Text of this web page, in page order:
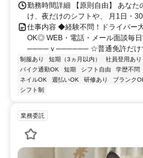
勤務時間詳細 【原則自由】 あな
け、夜だけのシフトや、 月1日・30
仕事内容 ◆経験不問！ドライバー
OK◎ WEB・電話・メール面談毎日
────ｖ────── ☆普通免許だけ
制服あり 短期（3ヵ月以内） 社員登用あり
バイク通勤OK
短期 シフト自由 学歴不問
ネイルOK
週払いOK 研修あり ブランク
シフト制
業務委託